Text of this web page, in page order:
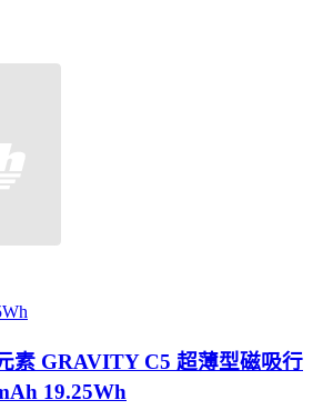
素 GRAVITY C5 超薄型磁吸行
19.25Wh